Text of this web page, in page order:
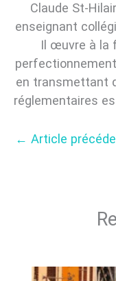
Claude St-
enseignant
Il œuvre à la
en transmettant
réglementaires
← Article